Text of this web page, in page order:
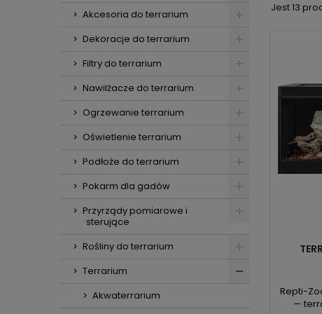
Akcesoria do terrarium
Dekoracje do terrarium
Filtry do terrarium
Nawilżacze do terrarium
Ogrzewanie terrarium
Oświetlenie terrarium
Podłoże do terrarium
Pokarm dla gadów
Przyrządy pomiarowe i
sterujące
Rośliny do terrarium
Terrarium
Akwaterrarium
Jest 13
Repti-
—